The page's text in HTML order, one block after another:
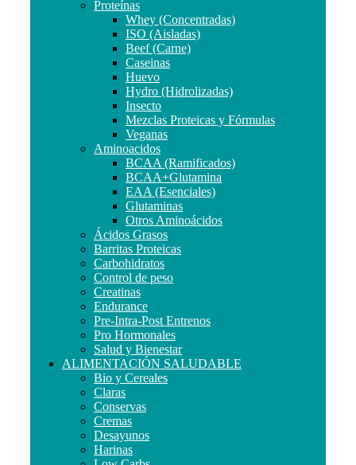
Proteínas
Whey (Concentradas)
ISO (Aisladas)
Beef (Carne)
Caseinas
Huevo
Hydro (Hidrolizadas)
Insecto
Mezclas Proteicas y Fórmulas
Veganas
Aminoacidos
BCAA (Ramificados)
BCAA+Glutamina
EAA (Esenciales)
Glutaminas
Otros Aminoácidos
Ácidos Grasos
Barritas Proteicas
Carbohidratos
Control de peso
Creatinas
Endurance
Pre-Intra-Post Entrenos
Pro Hormonales
Salud y Bienestar
ALIMENTACIÓN SALUDABLE
Bio y Cereales
Claras
Conservas
Cremas
Desayunos
Harinas